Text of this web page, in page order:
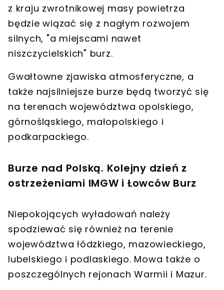
z kraju zwrotnikowej masy powietrza
będzie wiązać się z nagłym rozwojem
silnych, "a miejscami nawet
niszczycielskich" burz.
Gwałtowne zjawiska atmosferyczne, a
także najsilniejsze burze będą tworzyć się
na terenach województwa opolskiego,
górnośląskiego, małopolskiego i
podkarpackiego.
Burze nad Polską. Kolejny dzień z
ostrzeżeniami IMGW i Łowców Burz
Niepokojących wyładowań należy
spodziewać się również na terenie
województwa łódzkiego, mazowieckiego,
lubelskiego i podlaskiego. Mowa także o
poszczególnych rejonach Warmii i Mazur.